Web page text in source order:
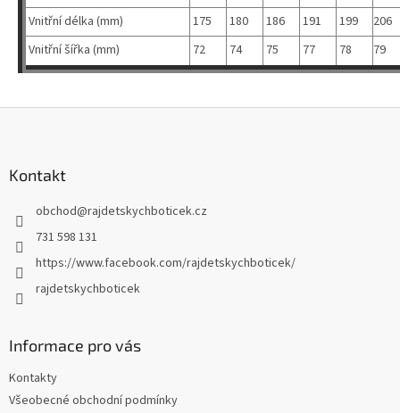
Vnitřní délka (mm)
175 180 186 191 199
206
Vnitřní šířka (mm)
72 74 75 77 78 79
Kontakt
obchod@rajdetskychboticek.cz
731 598 131
https://www.facebook.com/rajdetskychboticek/
rajdetskychboticek
Informace pro vás
Kontakty
Všeobecné obchodní podmínky